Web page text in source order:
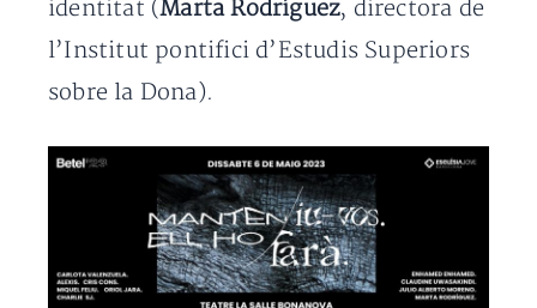
identitat (Marta Rodríguez, directora de
l’Institut pontifici d’Estudis Superiors
sobre la Dona).